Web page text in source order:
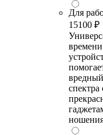
Для
15100 ₽
вредный